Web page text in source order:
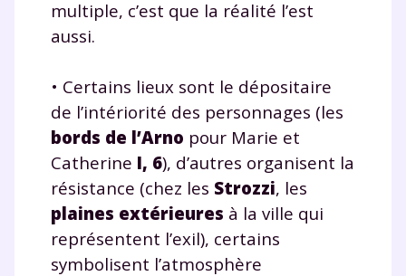
multiple, c’est que la réalité l’est
aussi.
• Certains lieux sont le dépositaire
de l’intériorité des personnages (les
bords de l’Arno pour Marie et
Catherine I, 6), d’autres organisent la
résistance (chez les Strozzi, les
plaines extérieures à la ville qui
représentent l’exil), certains
symbolisent l’atmosphère